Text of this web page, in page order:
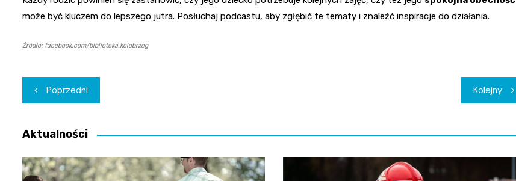
może być kluczem do lepszego jutra. Posłuchaj podcastu, aby zgłębić te tematy i znaleźć inspiracje do działania.
Źródło: facebook.com/biblioteka.kolobrzeg
Nawigacja
wpisu
Poprzedni Kolejny
Aktualności